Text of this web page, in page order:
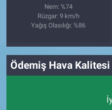
Nem: %74
Rüzgar: 9 km/h
Yağış Olasılığı: %86
Ödemiş Hava Kalitesi